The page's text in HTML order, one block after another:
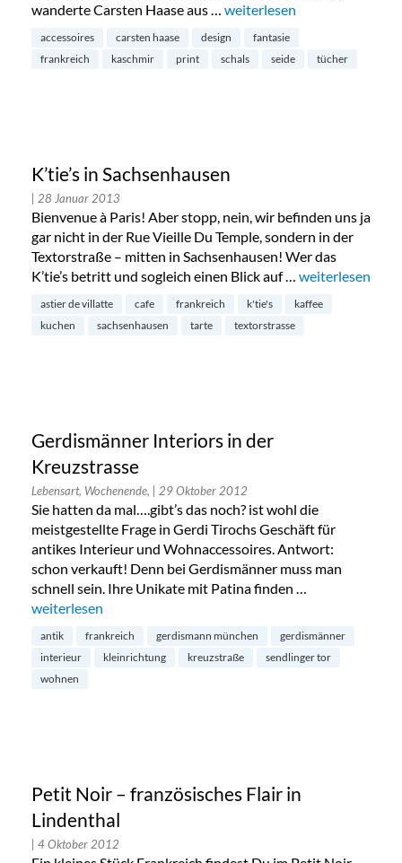
wanderte Carsten Haase aus … „Carsten Haase – Tücher
weiterlesen
accessoires carsten haase design
fantasie
frankreich
kaschmir print schals seide tücher
K’tie’s in Sachsenhausen
| 28 Januar 2013
Bienvenue à Paris! Aber stopp, nein, wir befinden uns ja
gar nicht in der Rue Vieille Du Temple, sondern in der
Textorstraße – mitten in Sachsenhausen! Wer das
K’tie’s betritt und sogleich einen Blick auf … „K’tie’s in
weiterlesen
astier de villatte cafe frankreich k'tie's
kaffee
kuchen
sachsenhausen tarte textorstrasse
Gerdismänner Interiors in der
Kreuzstrasse
Lebensart, Wochenende, | 29 Oktober 2012
Sie hatten da mal….gibt’s das noch? ist wohl die
meistgestellte Frage in Gerdi Tirochs Geschäft für
antikes Interieur und Wohnaccessoires. Antwort:
schon verkauft! Denn bei Gerdismänner muss man
schnell sein. Ihre Unikate mit Patina finden …
„Gerdismänner Interiors in der Kreuzstrasse“
weiterlesen
antik frankreich gerdismann münchen
gerdismänner
interieur
kleinrichtung kreuzstraße
sendlinger tor
wohnen
Petit Noir – französisches Flair in
Lindenthal
| 4 Oktober 2012